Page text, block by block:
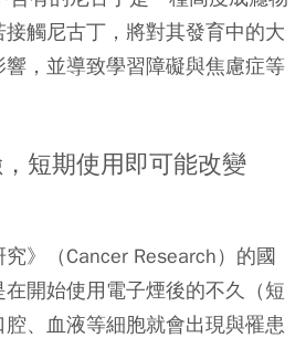
觸尼古丁，將對其發育中的大
，並導致學習障礙與焦慮症等
短期使用即可能改變
》（Cancer Research）的國
開始使用電子煙後的不久（短
、血液等細胞就會出現與罹患